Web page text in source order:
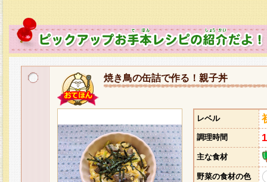
焼き鳥の缶詰で作る！親子丼
レベル
調理時間
主な食材
野菜の食材の色